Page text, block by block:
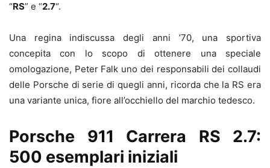
“RS” e “2.7“.
Una regina indiscussa degli anni ’70, una sportiva
concepita con lo scopo di ottenere una speciale
omologazione, Peter Falk uno dei responsabili dei collaudi
delle Porsche di serie di quegli anni, ricorda che la RS era
una variante unica, fiore all’occhiello del marchio tedesco.
Porsche 911 Carrera RS 2.7:
500 esemplari iniziali